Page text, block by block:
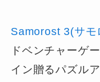
Samorost 3(サモ
ドベンチャーゲ
イン贈るパズル